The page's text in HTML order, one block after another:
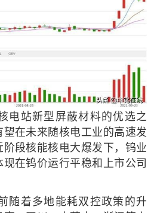
电站新型屏蔽材料的优选之
在未来随核电工业的高速发
段核能核电大爆发下，钨业
在钨价运行平稳和上市公司
随着多地能耗双控政策的升